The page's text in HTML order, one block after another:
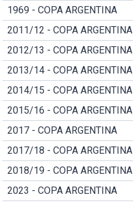
1969 - COPA ARGENTINA
2011/12 - COPA ARGENTINA
2012/13 - COPA ARGENTINA
2013/14 - COPA ARGENTINA
2014/15 - COPA ARGENTINA
2015/16 - COPA ARGENTINA
2017 - COPA ARGENTINA
2017/18 - COPA ARGENTINA
2018/19 - COPA ARGENTINA
2023 - COPA ARGENTINA